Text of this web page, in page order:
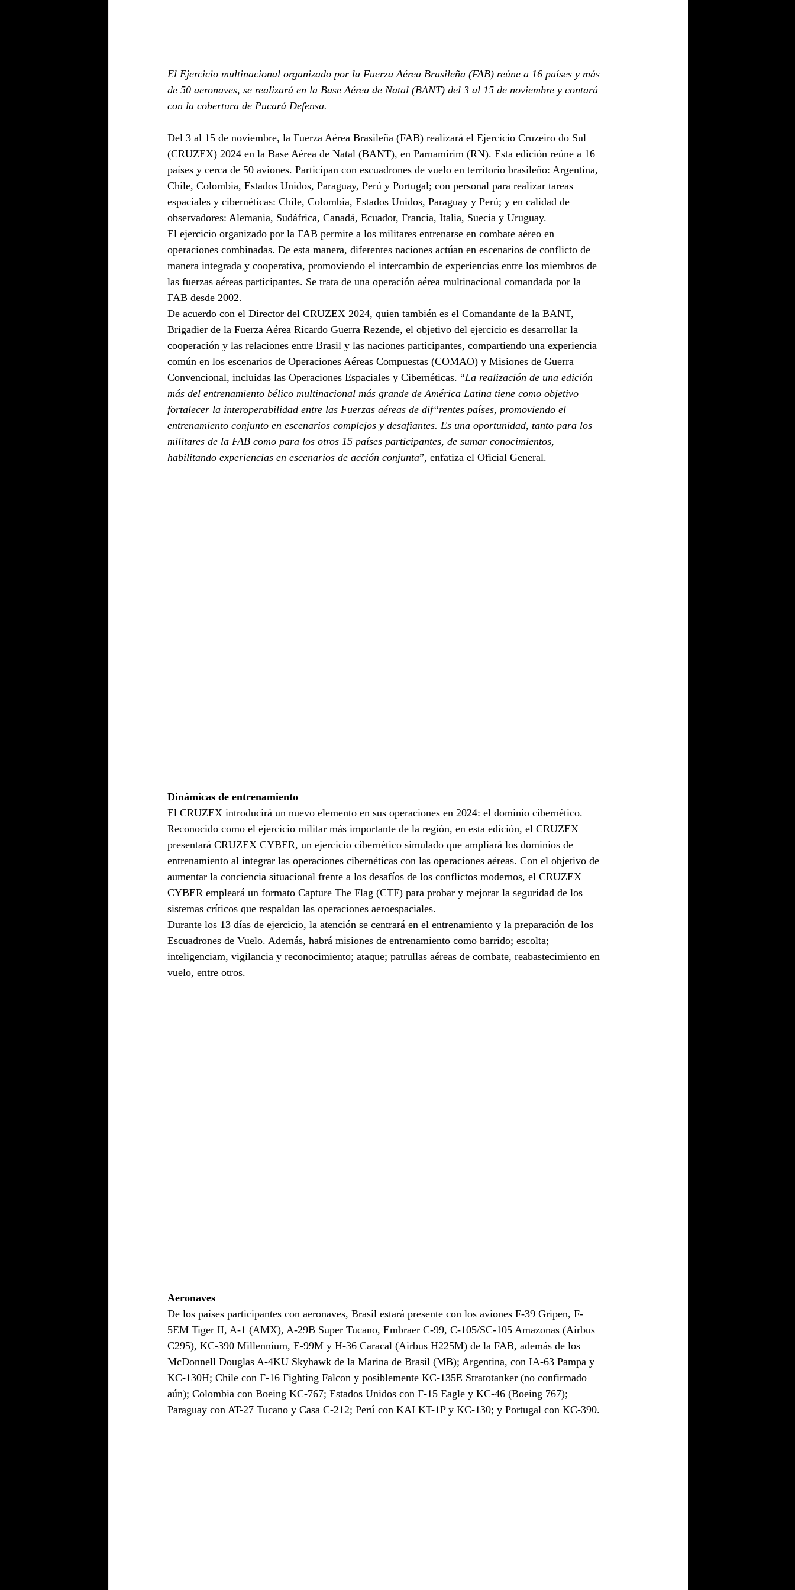
El Ejercicio multinacional organizado por la Fuerza Aérea Brasileña (FAB) reúne a 16 países y más
de 50 aeronaves, se realizará en la Base Aérea de Natal (BANT) del 3 al 15 de noviembre y contará
con la cobertura de Pucará Defensa.
Del 3 al 15 de noviembre, la Fuerza Aérea Brasileña (FAB) realizará el Ejercicio Cruzeiro do Sul
(CRUZEX) 2024 en la Base Aérea de Natal (BANT), en Parnamirim (RN). Esta edición reúne a 16
países y cerca de 50 aviones. Participan con escuadrones de vuelo en territorio brasileño: Argentina,
Chile, Colombia, Estados Unidos, Paraguay, Perú y Portugal; con personal para realizar tareas
espaciales y cibernéticas: Chile, Colombia, Estados Unidos, Paraguay y Perú; y en calidad de
observadores: Alemania, Sudáfrica, Canadá, Ecuador, Francia, Italia, Suecia y Uruguay.
El ejercicio organizado por la FAB permite a los militares entrenarse en combate aéreo en
operaciones combinadas. De esta manera, diferentes naciones actúan en escenarios de conflicto de
manera integrada y cooperativa, promoviendo el intercambio de experiencias entre los miembros de
las fuerzas aéreas participantes. Se trata de una operación aérea multinacional comandada por la
FAB desde 2002.
De acuerdo con el Director del CRUZEX 2024, quien también es el Comandante de la BANT,
Brigadier de la Fuerza Aérea Ricardo Guerra Rezende, el objetivo del ejercicio es desarrollar la
cooperación y las relaciones entre Brasil y las naciones participantes, compartiendo una experiencia
común en los escenarios de Operaciones Aéreas Compuestas (COMAO) y Misiones de Guerra
Convencional, incluidas las Operaciones Espaciales y Cibernéticas. “La realización de una edición
más del entrenamiento bélico multinacional más grande de América Latina tiene como objetivo
fortalecer la interoperabilidad entre las Fuerzas aéreas de dif“rentes países, promoviendo el
entrenamiento conjunto en escenarios complejos y desafiantes. Es una oportunidad, tanto para los
militares de la FAB como para los otros 15 países participantes, de sumar conocimientos,
habilitando experiencias en escenarios de acción conjunta”, enfatiza el Oficial General.
Dinámicas de entrenamiento
El CRUZEX introducirá un nuevo elemento en sus operaciones en 2024: el dominio cibernético.
Reconocido como el ejercicio militar más importante de la región, en esta edición, el CRUZEX
presentará CRUZEX CYBER, un ejercicio cibernético simulado que ampliará los dominios de
entrenamiento al integrar las operaciones cibernéticas con las operaciones aéreas. Con el objetivo de
aumentar la conciencia situacional frente a los desafíos de los conflictos modernos, el CRUZEX
CYBER empleará un formato Capture The Flag (CTF) para probar y mejorar la seguridad de los
sistemas críticos que respaldan las operaciones aeroespaciales.
Durante los 13 días de ejercicio, la atención se centrará en el entrenamiento y la preparación de los
Escuadrones de Vuelo. Además, habrá misiones de entrenamiento como barrido; escolta;
inteligenciam, vigilancia y reconocimiento; ataque; patrullas aéreas de combate, reabastecimiento en
vuelo, entre otros.
Aeronaves
De los países participantes con aeronaves, Brasil estará presente con los aviones F-39 Gripen, F-
5EM Tiger II, A-1 (AMX), A-29B Super Tucano, Embraer C-99, C-105/SC-105 Amazonas (Airbus
C295), KC-390 Millennium, E-99M y H-36 Caracal (Airbus H225M) de la FAB, además de los
McDonnell Douglas A-4KU Skyhawk de la Marina de Brasil (MB); Argentina, con IA-63 Pampa y
KC-130H; Chile con F-16 Fighting Falcon y posiblemente KC-135E Stratotanker (no confirmado
aún); Colombia con Boeing KC-767; Estados Unidos con F-15 Eagle y KC-46 (Boeing 767);
Paraguay con AT-27 Tucano y Casa C-212; Perú con KAI KT-1P y KC-130; y Portugal con KC-390.